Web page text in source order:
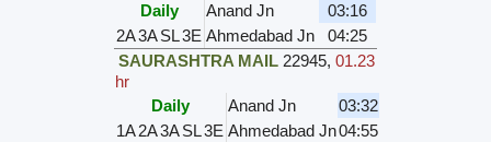
Daily
Anand Jn
03:16
2A3ASL3E Ahmedabad Jn
04:25
SAURASHTRA MAIL 22945,01.23
hr
Daily
Anand Jn
03:32
1A2A3ASL3E Ahmedabad Jn04:55